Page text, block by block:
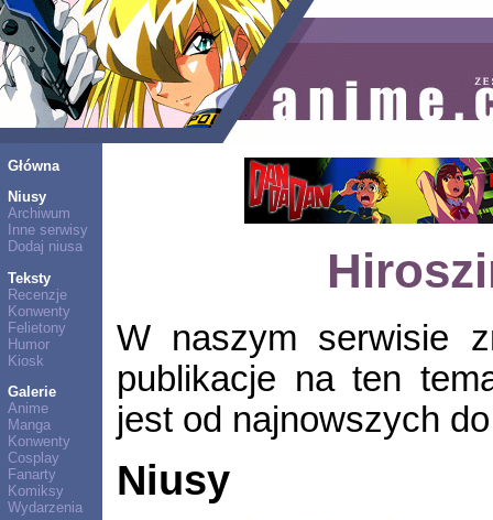
Główna
Niusy
Archiwum
Inne serwisy
Dodaj niusa
Teksty
Recenzje
Konwenty
Felietony
Humor
Kiosk
Galerie
Anime
Manga
Konwenty
Cosplay
Fanarty
Komiksy
Wydarzenia
W naszym serwisie
publikacje na ten
jest od najnowszych
Niusy